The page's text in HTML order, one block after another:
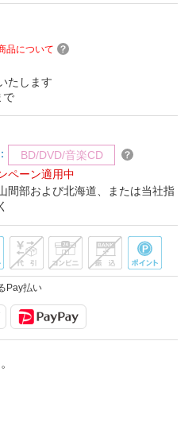
品について
たします
で
BD/DVD/音楽CD
ペーン適用中
間部および北海道、または当社指
Pay払い